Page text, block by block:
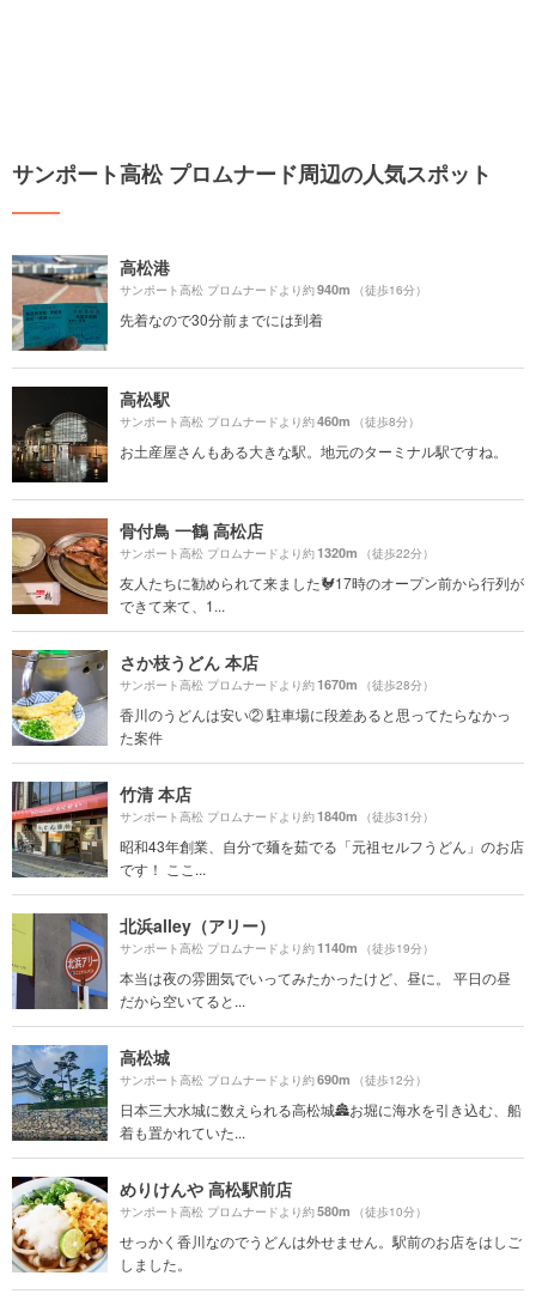
サンポート高松 プロムナード周辺の人気スポット
高松港
サンポート高松 プロムナードより約940m （徒歩16分）
先着なので30分前までには到着
高松駅
サンポート高松 プロムナードより約460m （徒歩8分）
お土産屋さんもある大きな駅。地元のターミナル駅ですね。
骨付鳥 一鶴 高松店
サンポート高松 プロムナードより約1320m （徒歩22分）
友人たちに勧められて来ました🐓17時のオープン前から行列が
できて来て、1...
さか枝うどん 本店
サンポート高松 プロムナードより約1670m （徒歩28分）
香川のうどんは安い② 駐車場に段差あると思ってたらなかっ
た案件
竹清 本店
サンポート高松 プロムナードより約1840m （徒歩31分）
昭和43年創業、自分で麺を茹でる「元祖セルフうどん」のお店
です！ ここ...
北浜alley（アリー）
サンポート高松 プロムナードより約1140m （徒歩19分）
本当は夜の雰囲気でいってみたかったけど、昼に。 平日の昼
だから空いてると...
高松城
サンポート高松 プロムナードより約690m （徒歩12分）
日本三大水城に数えられる高松城🏯お堀に海水を引き込む、船
着も置かれていた...
めりけんや 高松駅前店
サンポート高松 プロムナードより約580m （徒歩10分）
せっかく香川なのでうどんは外せません。駅前のお店をはしご
しました。